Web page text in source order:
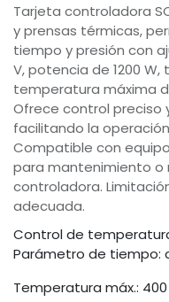
Tarjeta controladora
y prensas térmicas,
tiempo y presión con
V, potencia de 1200
temperatura máxima
Ofrece control preciso
facilitando la
Compatible con
para mantenimiento o
controladora.
adecuada.
Control de
Parámetro de tiempo:
Temperatura máx.: 400